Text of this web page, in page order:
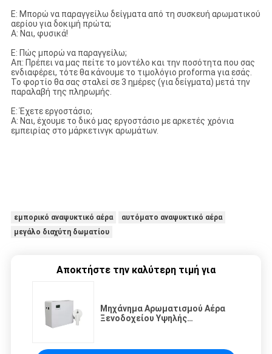
Ε: Μπορώ να παραγγείλω δείγματα από τη συσκευή αρωματικού
αερίου για δοκιμή πρώτα;
Α: Ναι, φυσικά!
Ε: Πώς μπορώ να παραγγείλω;
Απ: Πρέπει να μας πείτε το μοντέλο και την ποσότητα που σας
ενδιαφέρει, τότε θα κάνουμε το τιμολόγιο proforma για εσάς.
Το φορτίο θα σας σταλεί σε 3 ημέρες (για δείγματα) μετά την
παραλαβή της πληρωμής.
Ε: Έχετε εργοστάσιο;
Α: Ναι, έχουμε το δικό μας εργοστάσιο με αρκετές χρόνια
εμπειρίας στο μάρκετινγκ αρωμάτων.
εμπορικό αναψυκτικό αέρα
αυτόματο αναψυκτικό αέρα
μεγάλο διαχύτη δωματίου
Αποκτήστε την καλύτερη τιμή για
Μηχάνημα Αρωματισμού Αέρα
Ξενοδοχείου Υψηλής